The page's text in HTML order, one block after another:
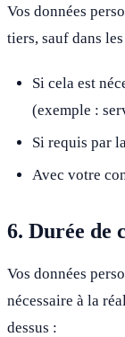
Vos données
tiers, sauf dans
Si cela est
(exemple :
Si requis par
Avec votre
6. Durée de
Vos données
nécessaire à la
dessus :